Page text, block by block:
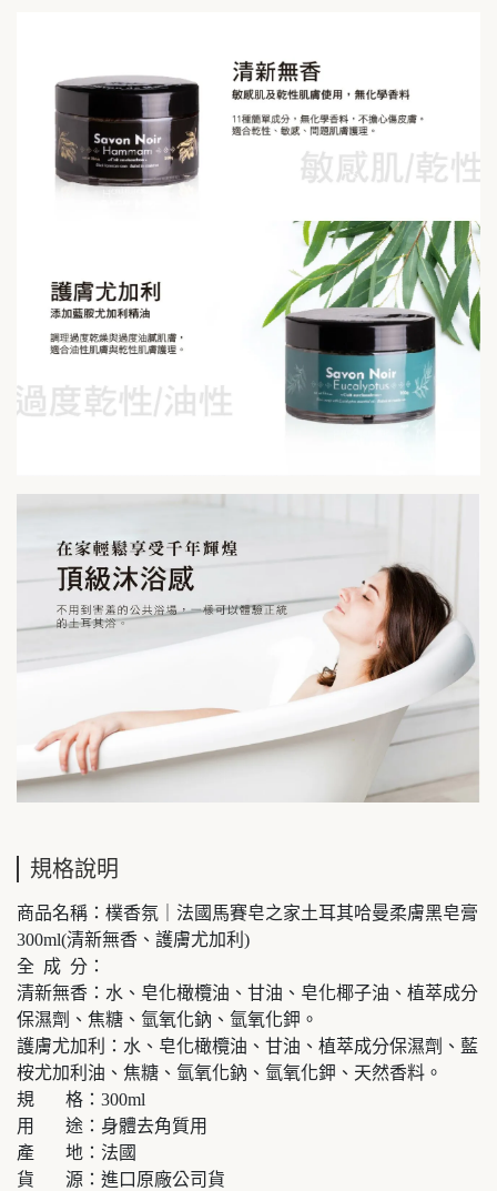
規格說明
商品名稱：樸香氛｜法國馬賽皂之家土耳其哈曼柔膚黑皂膏
300ml(清新無香、護膚尤加利)
全 成 分：
清新無香：水、皂化橄欖油、甘油、皂化椰子油、植萃成分
保濕劑、焦糖、氫氧化鈉、氫氧化鉀。
護膚尤加利：水、皂化橄欖油、甘油、植萃成分保濕劑、藍
桉尤加利油、焦糖、氫氧化鈉、氫氧化鉀、天然香料。
規 格：300ml
用 途：身體去角質用
產 地：法國
貨 源：進口原廠公司貨